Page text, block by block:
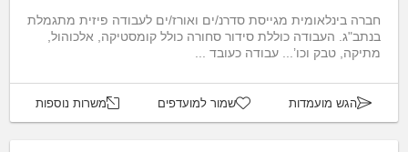
חברה בינלאומית מגייסת סדרנ/ים ואורז/ים לעבודה פיזית מתגמלת
בנתב"ג. העבודה כוללת סידור סחורה כולל קומסטיקה, אלכוהול,
מתיקה, טבק וכו’... עבודה כעובד ...
הגש מועמדות שמור למועדפים משרות נוספות